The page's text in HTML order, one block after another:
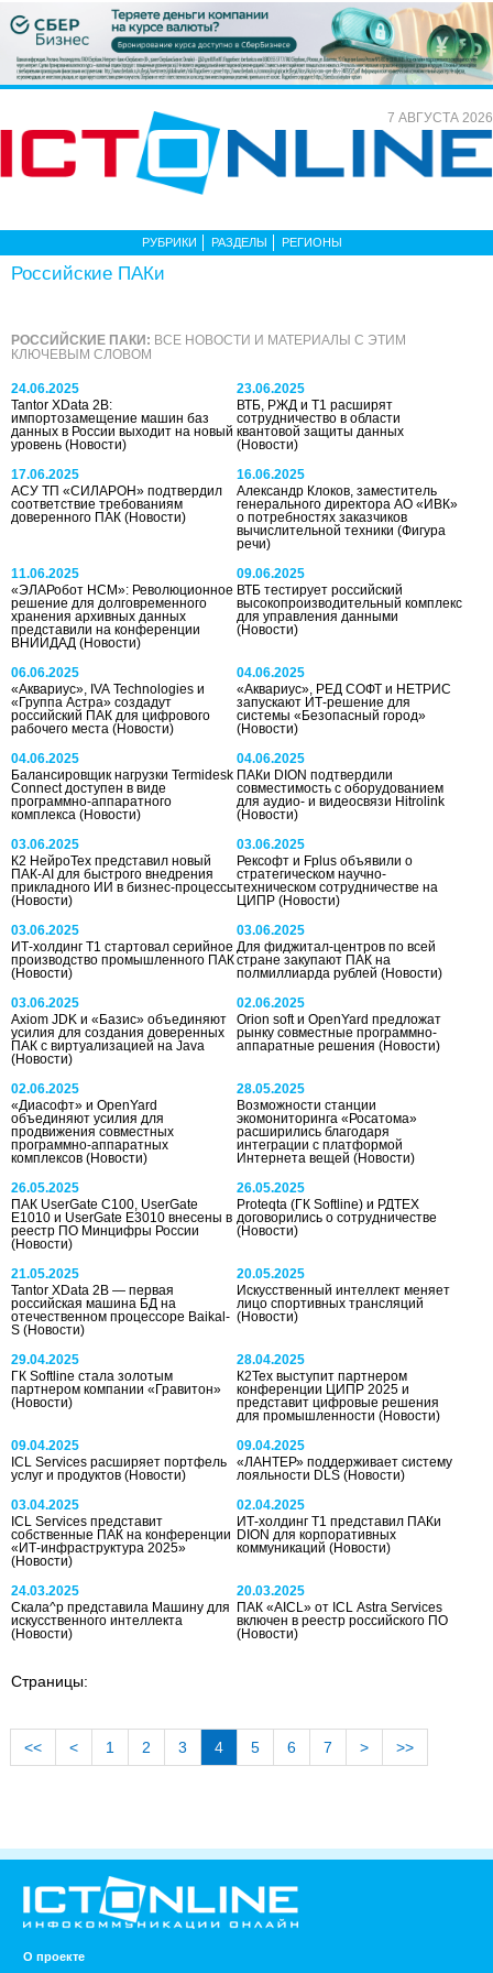
7 АВГУСТА 2026
РУБРИКИ РАЗДЕЛЫ РЕГИОНЫ
Российские ПАКи
РОССИЙСКИЕ ПАКИ: ВСЕ НОВОСТИ И МАТЕРИАЛЫ С ЭТИМ
КЛЮЧЕВЫМ СЛОВОМ
24.06.2025
Tantor XData 2B:
импортозамещение машин баз
данных в России выходит на новый
уровень (Новости)
23.06.2025
ВТБ, РЖД и Т1 расширят
сотрудничество в области
квантовой защиты данных
(Новости)
17.06.2025
АСУ ТП «СИЛАРОН» подтвердил
соответствие требованиям
доверенного ПАК (Новости)
16.06.2025
Александр Клоков, заместитель
генерального директора АО «ИВК»
о потребностях заказчиков
вычислительной техники(Фигура
речи)
11.06.2025
«ЭЛАРобот НСМ»: Революционное
решение для долговременного
хранения архивных данных
представили на конференции
ВНИИДАД (Новости)
09.06.2025
ВТБ тестирует российский
высокопроизводительный комплекс
для управления данными
(Новости)
06.06.2025
«Аквариус», IVA Technologies и
«Группа Астра» создадут
российский ПАК для цифрового
рабочего места (Новости)
04.06.2025
«Аквариус», РЕД СОФТ и НЕТРИС
запускают ИТ-решение для
системы «Безопасный город»
(Новости)
04.06.2025
Балансировщик нагрузки Termidesk
Connect доступен в виде
программно-аппаратного
комплекса (Новости)
04.06.2025
ПАКи DION подтвердили
совместимость с оборудованием
для аудио- и видеосвязи Hitrolink
(Новости)
03.06.2025
К2 НейроТех представил новый
ПАК-AI для быстрого внедрения
прикладного ИИ в бизнес-процессы
(Новости)
03.06.2025
Рексофт и Fplus объявили о
стратегическом научно-
техническом сотрудничестве на
ЦИПР(Новости)
03.06.2025
ИТ-холдинг Т1 стартовал серийное
производство промышленного ПАК
(Новости)
03.06.2025
Для фиджитал-центров по всей
стране закупают ПАК на
полмиллиарда рублей(Новости)
03.06.2025
Axiom JDK и «Базис» объединяют
усилия для создания доверенных
ПАК с виртуализацией на Java
(Новости)
02.06.2025
Orion soft и OpenYard предложат
рынку совместные программно-
аппаратные решения(Новости)
02.06.2025
«Диасофт» и OpenYard
объединяют усилия для
продвижения совместных
программно-аппаратных
комплексов (Новости)
28.05.2025
Возможности станции
экомониторинга «Росатома»
расширились благодаря
интеграции с платформой
Интернета вещей(Новости)
26.05.2025
ПАК UserGate C100, UserGate
E1010 и UserGate E3010 внесены в
реестр ПО Минцифры России
(Новости)
26.05.2025
Proteqta (ГК Softline) и РДТЕХ
договорились о сотрудничестве
(Новости)
21.05.2025
Tantor XData 2В — первая
российская машина БД на
отечественном процессоре Baikal-
S (Новости)
20.05.2025
Искусственный интеллект меняет
лицо спортивных трансляций
(Новости)
29.04.2025
ГК Softline стала золотым
партнером компании «Гравитон»
(Новости)
28.04.2025
К2Тех выступит партнером
конференции ЦИПР 2025 и
представит цифровые решения
для промышленности(Новости)
09.04.2025
ICL Services расширяет портфель
услуг и продуктов (Новости)
09.04.2025
«ЛАНТЕР» поддерживает систему
лояльности DLS(Новости)
03.04.2025
ICL Services представит
собственные ПАК на конференции
«ИТ-инфраструктура 2025»
(Новости)
02.04.2025
ИТ-холдинг Т1 представил ПАКи
DION для корпоративных
коммуникаций(Новости)
24.03.2025
Скала^р представила Машину для
искусственного интеллекта
(Новости)
20.03.2025
ПАК «AICL» от ICL Astra Services
включен в реестр российского ПО
(Новости)
Страницы:
<< < 1 2 3 4 5 6 7 > >>
О проекте